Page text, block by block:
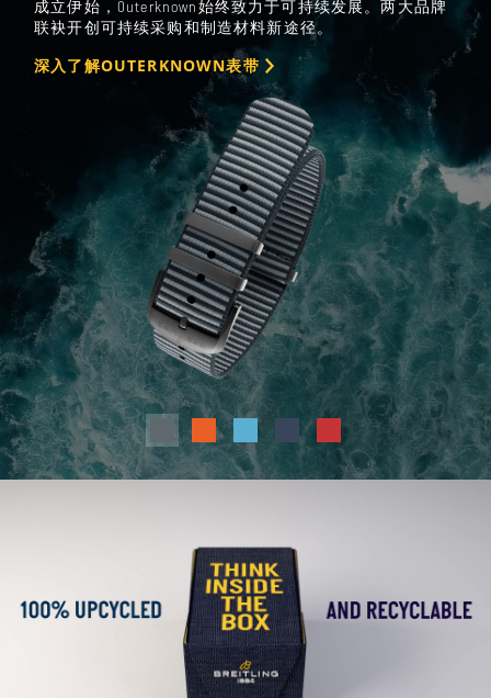
成立伊始，Outerknown始终致力于可持续发展。两大品牌
联袂开创可持续采购和制造材料新途径。
深入了解OUTERKNOWN表带